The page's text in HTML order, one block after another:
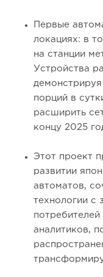
Первые
локациях: в
на станции
Устройства
порций в
расширить
концу 2025
Этот проект
развитии
автоматов,
технологии с
аналитиков,